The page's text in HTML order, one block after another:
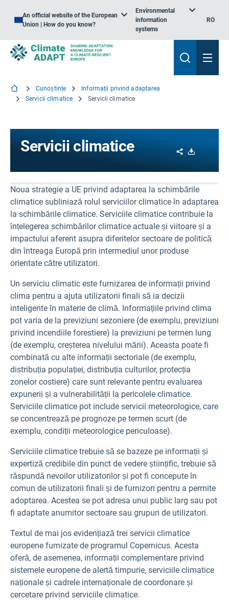
An official website of the European
Union | How do you know?
Environmental
information
systems
RO
Cunoștințe
Informații privind adaptarea
Servicii climatice
Servicii climatice
Servicii climatice Share
Noua strategie a UE privind adaptarea la schimbările
climatice subliniază rolul serviciilor climatice în adaptarea
la schimbările climatice. Serviciile climatice contribuie la
înțelegerea schimbărilor climatice actuale și viitoare și a
impactului aferent asupra diferitelor sectoare de politică
din întreaga Europă prin intermediul unor produse
orientate către utilizatori.
Un serviciu climatic este furnizarea de informații privind
clima pentru a ajuta utilizatorii finali să ia decizii
inteligente în materie de climă. Informațiile privind clima
pot varia de la previziuni sezoniere (de exemplu, previziuni
privind incendiile forestiere) la previziuni pe termen lung
(de exemplu, creșterea nivelului mării). Aceasta poate fi
combinată cu alte informații sectoriale (de exemplu,
distribuția populației, distribuția culturilor, protecția
zonelor costiere) care sunt relevante pentru evaluarea
expunerii și a vulnerabilității la pericolele climatice.
Serviciile climatice pot include servicii meteorologice, care
se concentrează pe prognoze pe termen scurt (de
exemplu, condiții meteorologice periculoase).
Serviciile climatice trebuie să se bazeze pe informații și
expertiză credibile din punct de vedere științific, trebuie să
răspundă nevoilor utilizatorilor și pot fi concepute în
comun de utilizatorii finali și de furnizori pentru a permite
adoptarea. Acestea se pot adresa unui public larg sau pot
fi adaptate anumitor sectoare sau grupuri de utilizatori.
Textul de mai jos evidențiază trei servicii climatice
europene furnizate de programul Copernicus. Acesta
oferă, de asemenea, informații complementare privind
sistemele europene de alertă timpurie, serviciile climatice
naționale și cadrele internaționale de coordonare și
cercetare privind serviciile climatice.